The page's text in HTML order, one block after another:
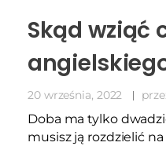
Skąd wziąć
20 września, 2022
Doba ma tylko
musisz ją rozdzielić